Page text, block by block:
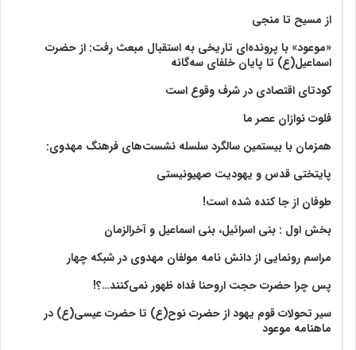
از مسیح تا منجی
«موعود» با پرونده‌ای تاریخی به استقبال مبعث رفت: از حضرت
اسماعیل(ع) تا پایان خلفای سه‌گانه
کودتای اقتصادی در شرف وقوع است
فلوت نوازان عصر ما
همزمان با بیستمین سالگرد سلسله نشست‌های فرهنگ مهدوی:‌
پایتختی قدس و یهودیت صهیونیستی
طوفان از جا کنده شده است!
بخش اول : بنی اسرائیل، بنی اسماعیل و آخرالزمان
مراسم رونمایی از دانش نامه مولفان مهدوی در شبکه چهار
پس چرا حضرت حجت اروحنا فداه ظهور نمی‌کنند…؟!
سیر تحولات قوم یهود از حضرت نوح(ع) تا حضرت عیسی(ع) در
ماهنامه موعود